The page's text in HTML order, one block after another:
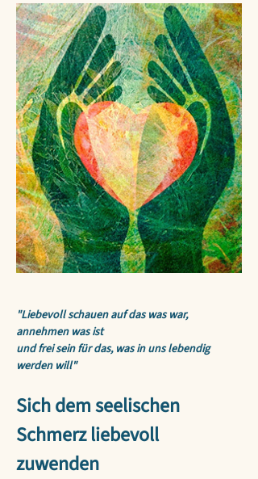
"Liebevoll schauen auf das was war,
annehmen was ist
und frei sein für das, was in uns lebendig
werden will"
Sich dem seelischen
Schmerz liebevoll
zuwenden